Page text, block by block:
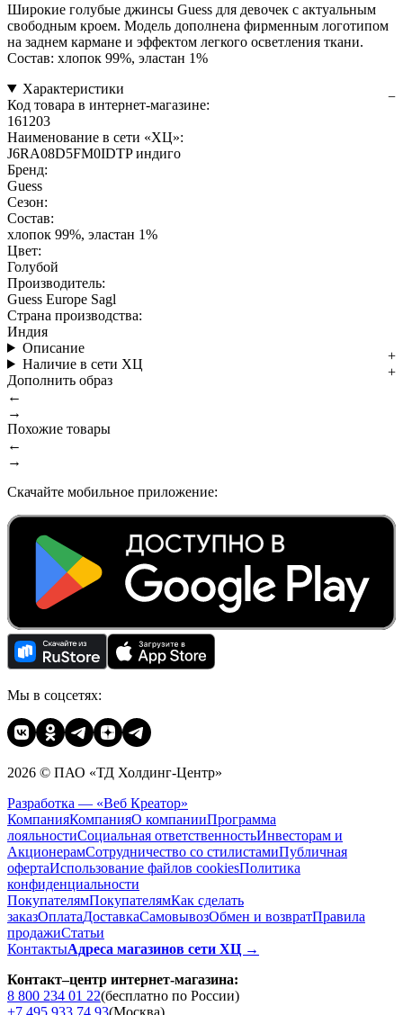
Широкие голубые джинсы Guess для девочек с актуальным
свободным кроем. Модель дополнена фирменным логотипом
на заднем кармане и эффектом легкого осветления ткани.
Состав: хлопок 99%, эластан 1%
Характеристики
Код товара в интернет-магазине:
161203
Наименование в сети «ХЦ»:
J6RA08D5FM0IDTP индиго
Бренд:
Guess
Сезон:
Состав:
хлопок 99%, эластан 1%
Цвет:
Голубой
Производитель:
Guess Europe Sagl
Страна производства:
Индия
Описание
Наличие в сети ХЦ
Дополнить образ
←
→
Похожие товары
←
→
Скачайте мобильное приложение:
Мы в соцсетях:
2026 © ПАО «ТД Холдинг-Центр»
Разработка — «Веб Креатор»
КомпанияКомпанияО компанииПрограмма
лояльностиСоциальная ответственностьИнвесторам и
АкционерамСотрудничество со стилистамиПубличная
офертаИспользование файлов cookiesПолитика
конфиденциальности
ПокупателямПокупателямКак сделать
заказОплатаДоставкаCамовывозОбмен и возвратПравила
продажиСтатьи
КонтактыАдреса магазинов сети ХЦ →
Контакт–центр интернет-магазина:
8 800 234 01 22(бесплатно по России)
+7 495 933 74 93(Москва)